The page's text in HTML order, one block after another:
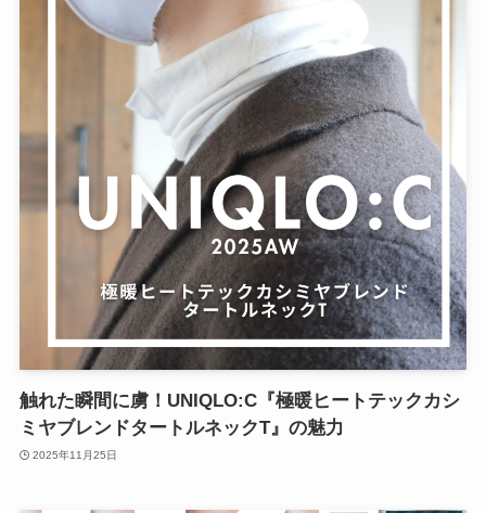
触れた瞬間に虜！UNIQLO:C『極暖ヒートテックカシ
ミヤブレンドタートルネックT』の魅力
2025年11月25日